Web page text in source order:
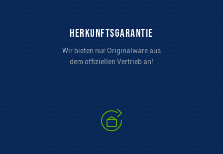
Herkunftsgarantie
Wir bieten nur Originalware aus
dem offiziellen Vertrieb an!